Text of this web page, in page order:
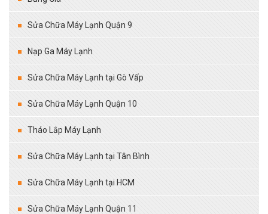
Sửa Chữa Máy Lạnh Quận 9
Nạp Ga Máy Lạnh
Sửa Chữa Máy Lạnh tại Gò Vấp
Sửa Chữa Máy Lạnh Quận 10
Tháo Lắp Máy Lạnh
Sửa Chữa Máy Lạnh tại Tân Bình
Sửa Chữa Máy Lạnh tại HCM
Sửa Chữa Máy Lạnh Quận 11